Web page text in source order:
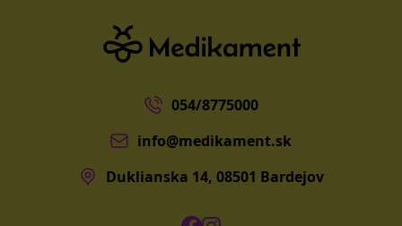
054/8775000
info@medikament.sk
Duklianska 14, 08501 Bardejov